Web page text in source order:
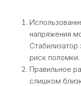
напряжения
риск поломки.
Правильное
слишком